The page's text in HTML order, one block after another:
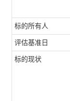
标的所有人
评估基准日
标的现状